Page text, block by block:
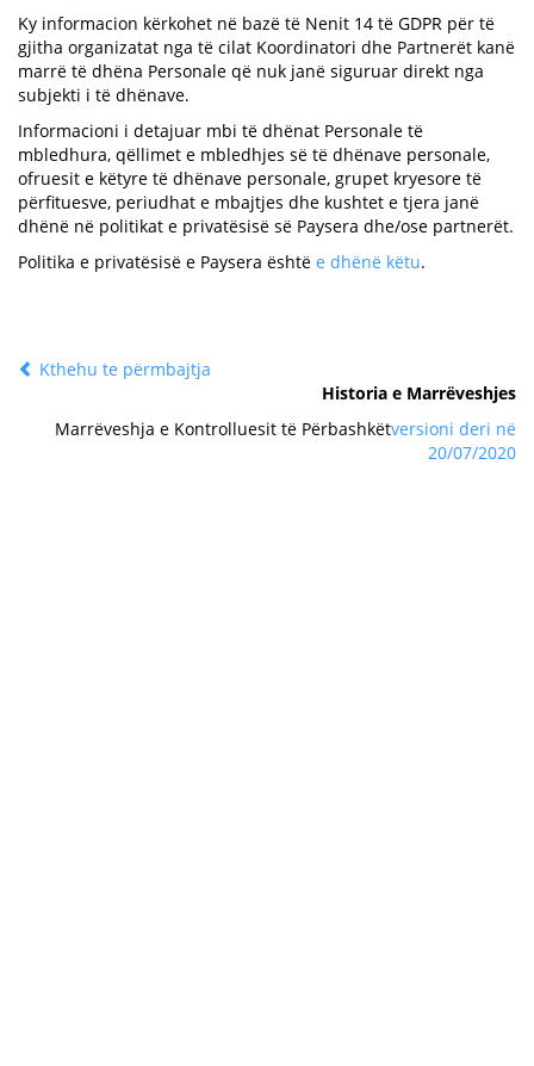
Ky informacion kërkohet në bazë të Nenit 14 të GDPR për të
gjitha organizatat nga të cilat Koordinatori dhe Partnerët kanë
marrë të dhëna Personale që nuk janë siguruar direkt nga
subjekti i të dhënave.
Informacioni i detajuar mbi të dhënat Personale të
mbledhura, qëllimet e mbledhjes së të dhënave personale,
ofruesit e këtyre të dhënave personale, grupet kryesore të
përfituesve, periudhat e mbajtjes dhe kushtet e tjera janë
dhënë në politikat e privatësisë së Paysera dhe/ose partnerët.
Politika e privatësisë e Paysera është e dhënë këtu.
Kthehu te përmbajtja
Historia e Marrëveshjes
Marrëveshja e Kontrolluesit të Përbashkëtversioni deri në
20/07/2020